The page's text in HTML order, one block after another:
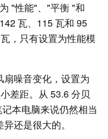
"性能"、"平衡 "和
瓦、115 瓦和 95
，只有设置为性能模
噪音变化，设置为
差距。从 53.6 分贝
本电脑来说仍然相当
还是很大的。